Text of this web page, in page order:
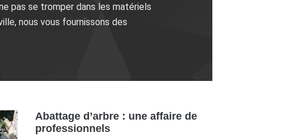
pas se tromper dans les matériels
nous vous fournissons des
Abattage d’arbre : une affaire de
professionnels